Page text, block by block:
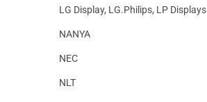
LG Display, LG.Philips, LP Displays
NANYA
NEC
NLT